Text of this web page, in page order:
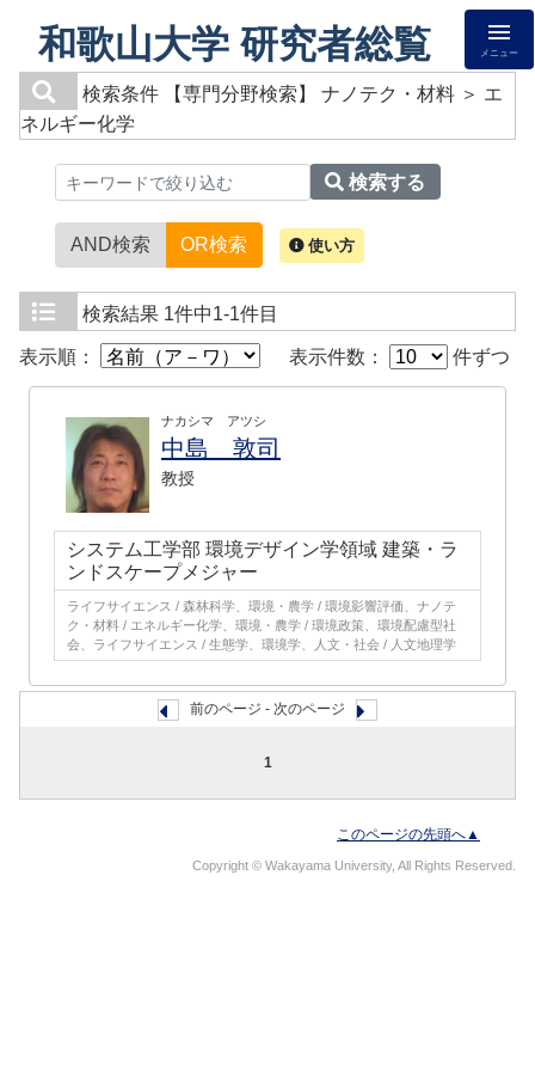
和歌山大学 研究者総覧 メニュー
検索条件
【専門分野検索】 ナノテク・材料 ＞ エ
ネルギー化学
検索する
AND検索 OR検索 使い方
検索結果 1件中1-1件目
表示順： 表示件数： 件ずつ
ナカシマ アツシ
中島 敦司
教授
システム工学部 環境デザイン学領域 建築・ラ
ンドスケープメジャー
ライフサイエンス / 森林科学、環境・農学 / 環境影響評価、ナノテ
ク・材料 / エネルギー化学、環境・農学 / 環境政策、環境配慮型社
会、ライフサイエンス / 生態学、環境学、人文・社会 / 人文地理学
前のページ - 次のページ
1
このページの先頭へ▲
Copyright © Wakayama University, All Rights Reserved.